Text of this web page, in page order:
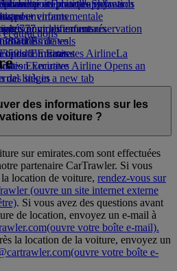
777
d’Emirates
d’Emirates
Executive
des sièges
pour les enfants
pour enfants
pour les enfants
en pratique
environnementale
environnementaux
Emirates AirlineLa
Emirates Airline Opens an
link in a new tab
à Emirates Skywards
portable et l'application
ou modifier une réservation
de vols
d’Emirates
et attractions
des informations sur les
de voiture ?
sur emirates.com sont effectuées
partenaire CarTrawler. Si vous
location de voiture, rendez-vous sur
(ouvre un site internet externe
. Si vous avez des questions avant
de location, envoyez un e-mail à
(ouvre votre boîte e-mail).
la location de la voiture, envoyez un
(ouvre votre boîte e-